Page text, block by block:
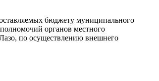
бюджету муниципального
органов местного
по осуществлению внешнего